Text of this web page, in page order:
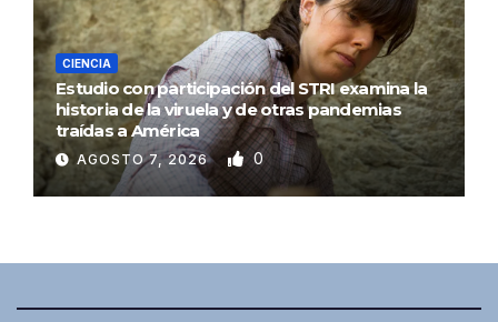
CIENCIA
Estudio con participación del STRI examina la
historia de la viruela y de otras pandemias
traídas a América
AGOSTO 7, 2026 0